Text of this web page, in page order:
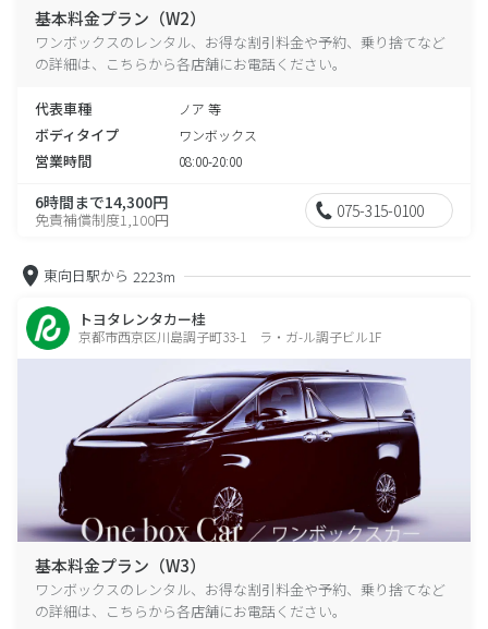
基本料金プラン（W2）
ワンボックスのレンタル、お得な割引料金や予約、乗り捨てなど
の詳細は、こちらから各店舗にお電話ください。
代表車種 ノア 等
ボディタイプ ワンボックス
営業時間 08:00-20:00
6時間まで14,300円
免責補償制度1,100円 075-315-0100
東向日駅から 2223m
トヨタレンタカー桂
京都市西京区川島調子町33-1 ラ・ガ-ル調子ビル1F
基本料金プラン（W3）
ワンボックスのレンタル、お得な割引料金や予約、乗り捨てなど
の詳細は、こちらから各店舗にお電話ください。